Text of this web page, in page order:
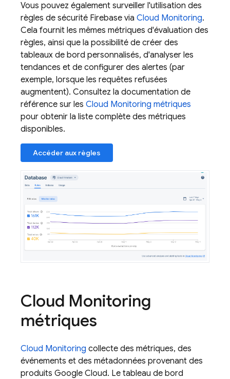
Vous pouvez également surveiller l'utilisation des
règles de sécurité Firebase via Cloud Monitoring.
Cela fournit les mêmes métriques d'évaluation des
règles, ainsi que la possibilité de créer des
tableaux de bord personnalisés, d'analyser les
tendances et de configurer des alertes (par
exemple, lorsque les requêtes refusées
augmentent). Consultez la documentation de
référence sur les Cloud Monitoring métriques
pour obtenir la liste complète des métriques
disponibles.
Accéder aux règles
Cloud Monitoring
métriques
Cloud Monitoring collecte des métriques, des
événements et des métadonnées provenant des
produits Google Cloud. Le tableau de bord